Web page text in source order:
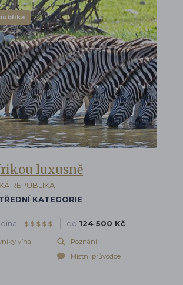
luxusně
REPUBLIKA
KATEGORIE
$ $ $ $ $ od 124 500 Kč
vína
Poznání
Místní průvodce